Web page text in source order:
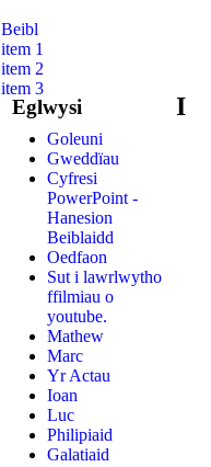
Beibl
item 1
item 2
item 3
Eglwysi
Goleuni
Gweddïau
Cyfresi
PowerPoint -
Hanesion
Beiblaidd
Oedfaon
Sut i lawrlwytho
ffilmiau o
youtube.
Mathew
Marc
Yr Actau
Ioan
Luc
Philipiaid
Galatiaid
I